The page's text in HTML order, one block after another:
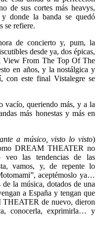
de sus cortes más heavys,
y donde la banda se quedó
se refiere.
de concierto y, pum, la
desde ya, dos épicas,
View From The Top Of The
en años, y la nostálgica y
con este final Vistalegre se
vacío, queriendo más, y a la
más honestas y más en
a músico, visto lo visto)
DREAM THEATER no
veo las tendencias de las
vamos, y, de repente lo
aceptémoslo ya…
la música, dotados de una
a España y tengan que
THEATER de nuevo, dieron
conocerla, exprimirla… y